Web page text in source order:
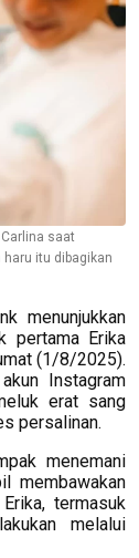
saat
haru itu dibagikan
menunjukkan
pertama Erika
(1/8/2025).
Instagram
erat sang
persalinan.
menemani
membawakan
termasuk
melalui